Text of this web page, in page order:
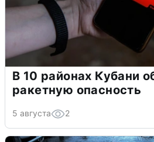
В 10 районах Кубани
ракетную опасность
5 августа 2